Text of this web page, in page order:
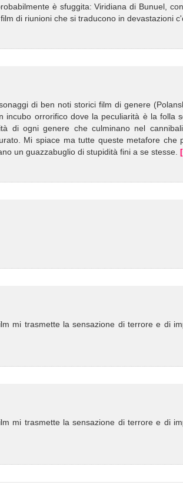
è sfuggita: Viridiana di Bunuel,
di riunioni che si traducono in devastazioni
di ben noti storici film di genere
orrorifico dove la peculiarità è la folla
di ogni genere che culminano nel
Mi spiace ma tutte queste metafore che
un guazzabuglio di stupidità fini a se stesse.
mi trasmette la sensazione di terrore e di
mi trasmette la sensazione di terrore e di